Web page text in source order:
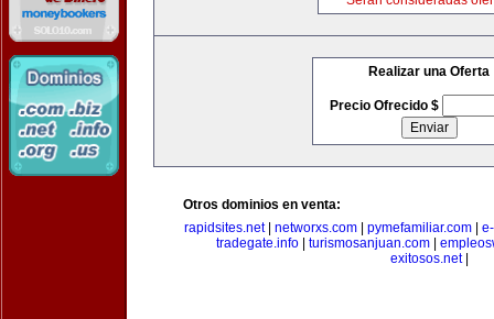
Realizar una Oferta
Precio Ofrecido $
Otros dominios en venta:
rapidsites.net| networxs.com| pymefamiliar.com|
tradegate.info| turismosanjuan.com|
exitosos.net|